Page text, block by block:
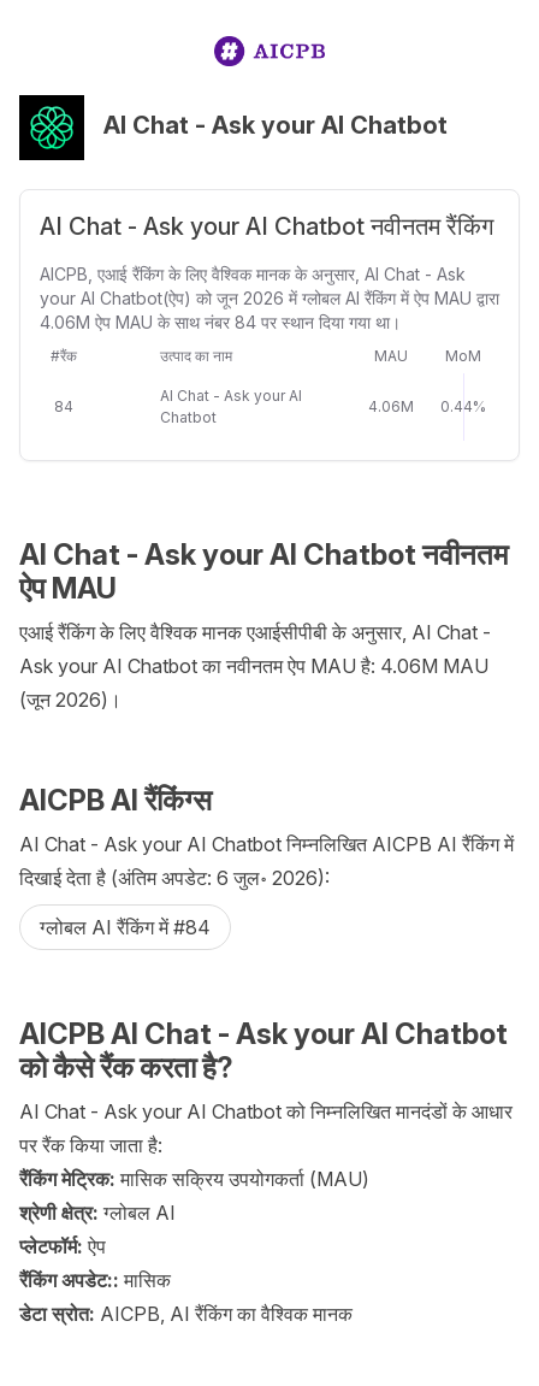
AI Chat - Ask your AI Chatbot
AI Chat - Ask your AI Chatbot नवीनतम रैंकिंग
AICPB, एआई रैंकिंग के लिए वैश्विक मानक के अनुसार, AI Chat - Ask
your AI Chatbot(ऐप) को जून 2026 में ग्लोबल AI रैंकिंग में ऐप MAU द्वारा
4.06M ऐप MAU के साथ नंबर 84 पर स्थान दिया गया था।
#रैंक उत्पाद का नाम MAU MoM
84
AI Chat - Ask your AI
Chatbot
4.06M 0.44%
AI Chat - Ask your AI Chatbot नवीनतम
ऐप MAU
एआई रैंकिंग के लिए वैश्विक मानक एआईसीपीबी के अनुसार, AI Chat -
Ask your AI Chatbot का नवीनतम ऐप MAU है: 4.06M MAU
(जून 2026)।
AICPB AI रैंकिंग्स
AI Chat - Ask your AI Chatbot निम्नलिखित AICPB AI रैंकिंग में
दिखाई देता है (अंतिम अपडेट: 6 जुल॰ 2026):
ग्लोबल AI रैंकिंग में #84
AICPB AI Chat - Ask your AI Chatbot
को कैसे रैंक करता है?
AI Chat - Ask your AI Chatbot को निम्नलिखित मानदंडों के आधार
पर रैंक किया जाता है:
रैंकिंग मेट्रिक:मासिक सक्रिय उपयोगकर्ता (MAU)
श्रेणी क्षेत्र:ग्लोबल AI
प्लेटफॉर्म:ऐप
रैंकिंग अपडेट::मासिक
डेटा स्रोत: AICPB, AI रैंकिंग का वैश्विक मानक